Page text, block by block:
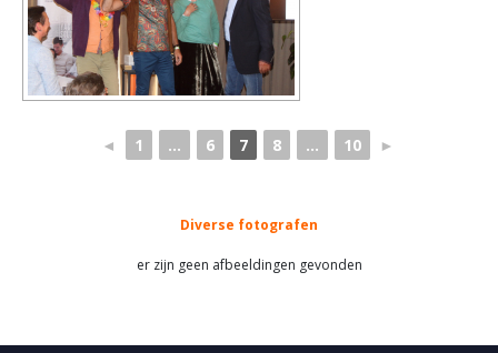
◄ 1 ... 6 7 8 ... 10 ►
Diverse fotografen
er zijn geen afbeeldingen gevonden